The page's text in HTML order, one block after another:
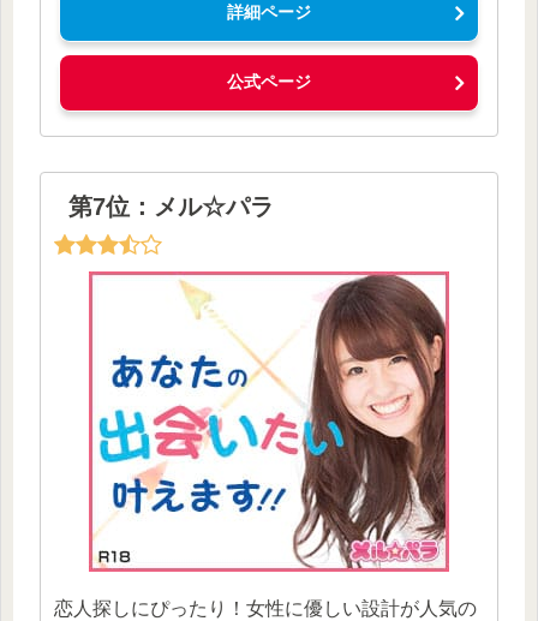
詳細ページ
公式ページ
第7位：メル☆パラ
恋人探しにぴったり！女性に優しい設計が人気の